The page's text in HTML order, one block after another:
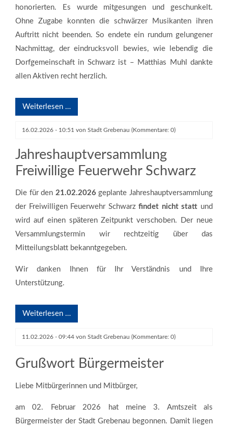
honorierten. Es wurde mitgesungen und geschunkelt.
Ohne Zugabe konnten die schwärzer Musikanten ihren
Auftritt nicht beenden. So endete ein rundum gelungener
Nachmittag, der eindrucksvoll bewies, wie lebendig die
Dorfgemeinschaft in Schwarz ist – Matthias Muhl dankte
allen Aktiven recht herzlich.
Weiterlesen …
16.02.2026 - 10:51 von Stadt Grebenau (Kommentare: 0)
Jahreshauptversammlung
Freiwillige Feuerwehr Schwarz
Die für den 21.02.2026geplante Jahreshauptversammlung
der Freiwilligen Feuerwehr Schwarzfindet nicht statt und
wird auf einen späteren Zeitpunkt verschoben. Der neue
Versammlungstermin wir rechtzeitig über das
Mitteilungsblatt bekanntgegeben.
Wir danken Ihnen für Ihr Verständnis und Ihre
Unterstützung.
Weiterlesen …
11.02.2026 - 09:44 von Stadt Grebenau (Kommentare: 0)
Grußwort Bürgermeister
Liebe Mitbürgerinnen und Mitbürger,
am 02. Februar 2026 hat meine 3. Amtszeit als
Bürgermeister der Stadt Grebenau begonnen. Damit liegen